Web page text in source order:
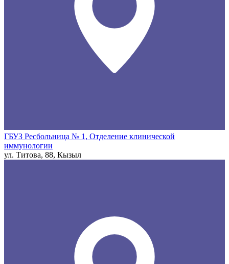
ГБУЗ Ресбольница № 1, Отделение клинической
иммунологии
ул. Титова, 88, Кызыл